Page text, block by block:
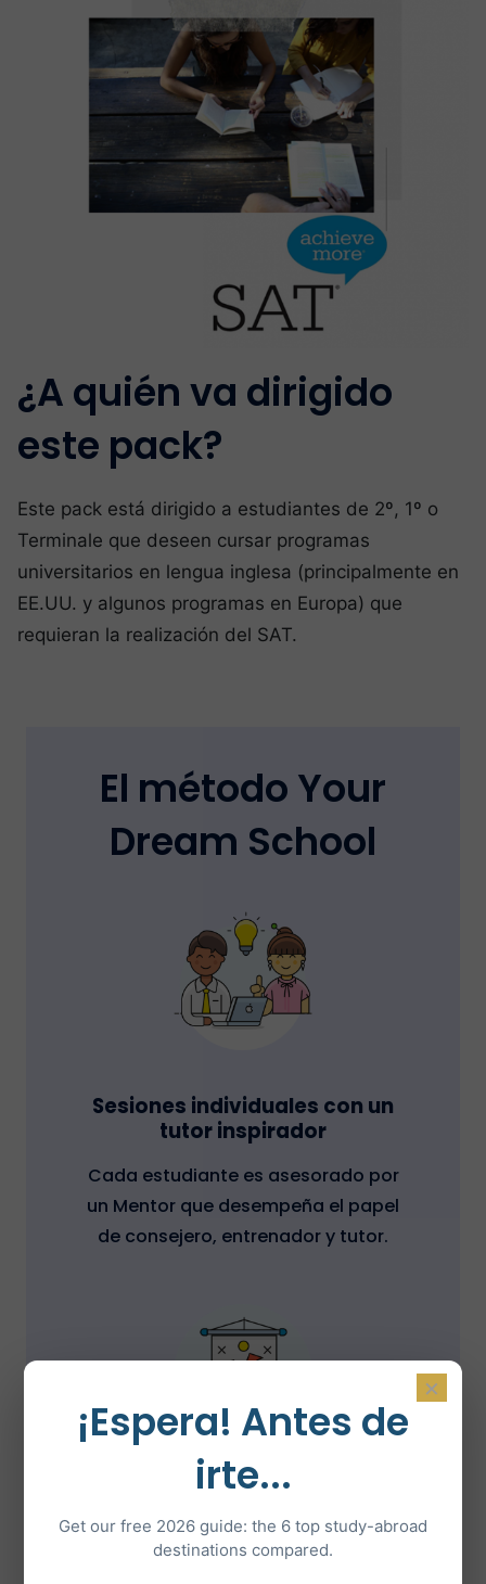
¿A quién va dirigido
este pack?
Este pack está dirigido a estudiantes de 2º, 1º o
Terminale que deseen cursar programas
universitarios en lengua inglesa (principalmente en
EE.UU. y algunos programas en Europa) que
requieran la realización del SAT.
El método Your
Dream School
Sesiones individuales con un
tutor inspirador
Cada estudiante es asesorado por
un Mentor que desempeña el papel
de consejero, entrenador y tutor.
cada alumno
×
¡Espera! Antes de
irte...
Get our free 2026 guide: the 6 top study-abroad
destinations compared.